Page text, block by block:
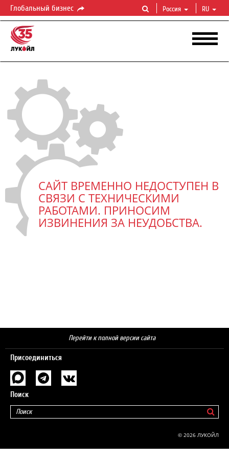
Глобальный бизнес Россия RU
САЙТ ВРЕМЕННО НЕДОСТУПЕН В
СВЯЗИ С ТЕХНИЧЕСКИМИ
РАБОТАМИ. ПРИНОСИМ
ИЗВИНЕНИЯ ЗА НЕУДОБСТВА.
Перейти к полной версии сайта
Присоединиться
Поиск
© 2026 ЛУКОЙЛ